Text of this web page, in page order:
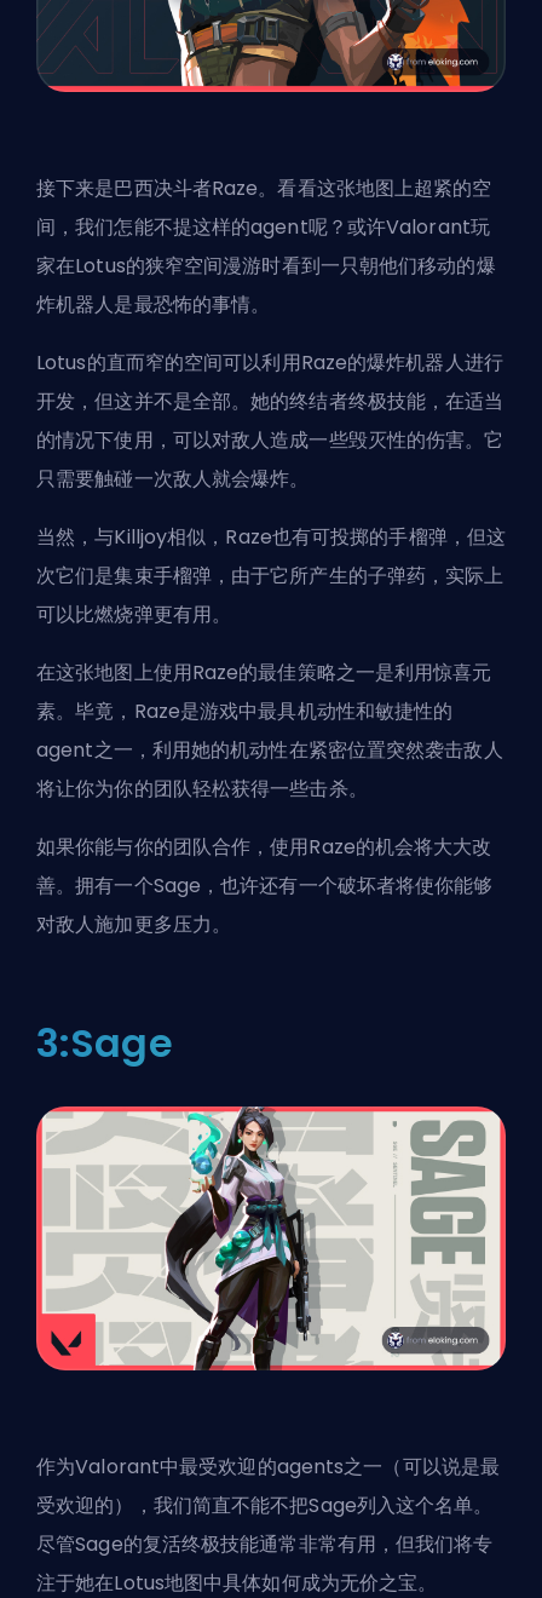
接下来是巴西决斗者Raze。看看这张地图上超紧的空
间，我们怎能不提这样的agent呢？或许Valorant玩
家在Lotus的狭窄空间漫游时看到一只朝他们移动的爆
炸机器人是最恐怖的事情。
Lotus的直而窄的空间可以利用Raze的爆炸机器人进行
开发，但这并不是全部。她的终结者终极技能，在适当
的情况下使用，可以对敌人造成一些毁灭性的伤害。它
只需要触碰一次敌人就会爆炸。
当然，与Killjoy相似，Raze也有可投掷的手榴弹，但这
次它们是集束手榴弹，由于它所产生的子弹药，实际上
可以比燃烧弹更有用。
在这张地图上使用Raze的最佳策略之一是利用惊喜元
素。毕竟，Raze是游戏中最具机动性和敏捷性的
agent之一，利用她的机动性在紧密位置突然袭击敌人
将让你为你的团队轻松获得一些击杀。
如果你能与你的团队合作，使用Raze的机会将大大改
善。拥有一个Sage，也许还有一个破坏者将使你能够
对敌人施加更多压力。
3:Sage
作为Valorant中最受欢迎的agents之一（可以说是最
受欢迎的），我们简直不能不把Sage列入这个名单。
尽管Sage的复活终极技能通常非常有用，但我们将专
注于她在Lotus地图中具体如何成为无价之宝。